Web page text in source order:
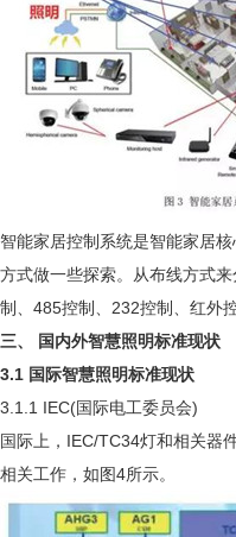
智能家居控制系统是智能家居
方式做一些探索。从布线方式
制、485控制、232控制、红外控
三、 国内外智慧照明标准现状
3.1 国际智慧照明标准现状
3.1.1 IEC(国际电工委员会)
国际上，IEC/TC34灯和相关器
相关工作，如图4所示。